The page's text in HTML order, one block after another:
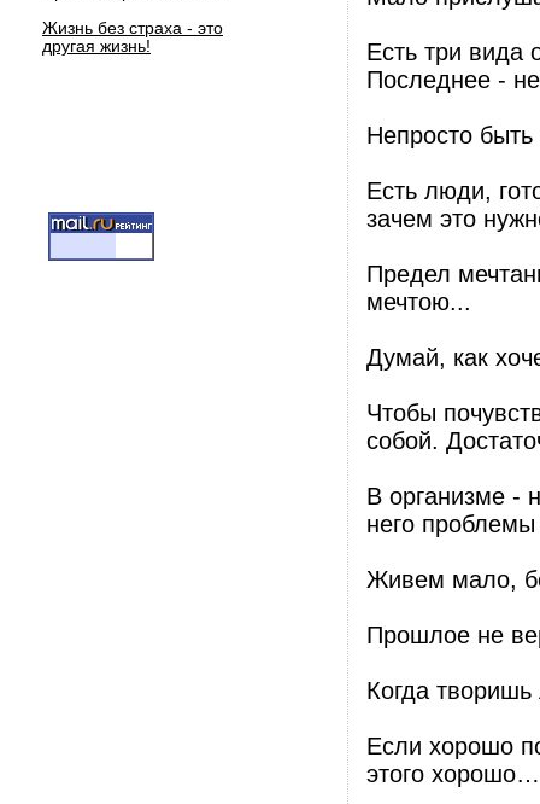
Жизнь без страха - это
другая жизнь!
Есть три вида
Последнее -
Непросто
Есть люди,
зачем это
Предел
мечтою...
Думай, как
Чтобы
собой.
В организме -
него
Живем мало,
Прошлое не
Когда
Если хорошо
этого хорошо…